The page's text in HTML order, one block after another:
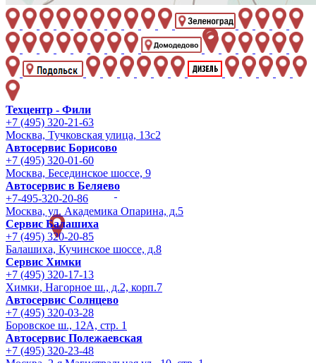
Техцентр - Фили
+7 (495) 320-21-63
Москва, Тучковская улица, 13с2
Автосервис Борисово
+7 (495) 320-01-60
Москва, Бесединское шоссе, 9
Автосервис в Беляево
+7-495-320-20-86
Москва, ул. Академика Опарина, д.5
Сервис Балашиха
+7 (495) 320-20-85
Балашиха, Кучинское шоссе, д.8
Сервис Химки
+7 (495) 320-17-13
Химки, Нагорное ш., д.2, корп.7
Автосервис Солнцево
+7 (495) 320-03-28
Боровское ш., 12А, стр. 1
Автосервис Полежаевская
+7 (495) 320-23-48